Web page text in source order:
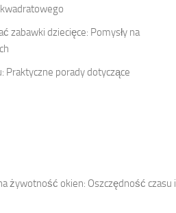
zabawki dziecięce: Pomysły na
Praktyczne porady dotyczące
żywotność okien: Oszczędność czasu i